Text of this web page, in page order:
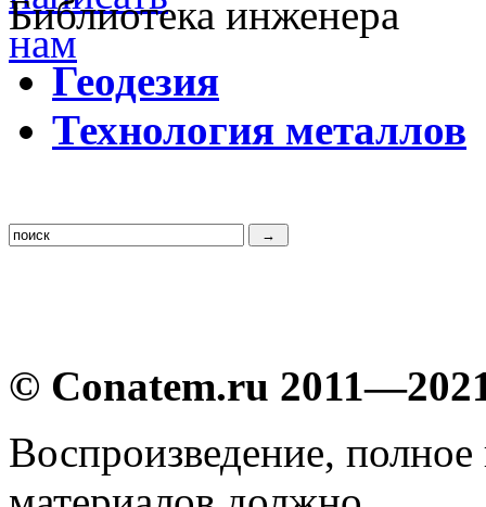
Библиотека инженера
Геодезия
Технология металлов
© Conatem.ru
Воспроизведение,